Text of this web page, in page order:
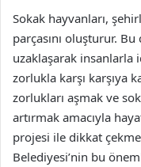
Sokak hayvanları,
parçasını oluşturur.
uzaklaşarak insanlarla
zorlukla karşı karşıya
zorlukları aşmak ve
artırmak amacıyla
projesi ile dikkat
Belediyesi’nin bu